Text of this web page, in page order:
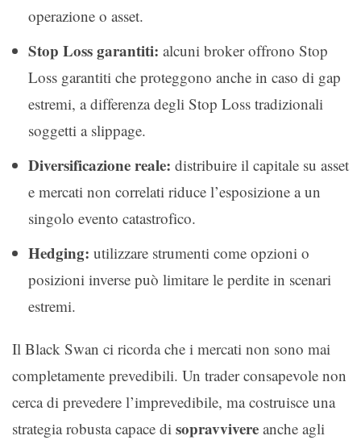
operazione o asset.
Stop Loss garantiti: alcuni broker offrono Stop
Loss garantiti che proteggono anche in caso di gap
estremi, a differenza degli Stop Loss tradizionali
soggetti a slippage.
Diversificazione reale: distribuire il capitale su asset
e mercati non correlati riduce l’esposizione a un
singolo evento catastrofico.
Hedging: utilizzare strumenti come opzioni o
posizioni inverse può limitare le perdite in scenari
estremi.
Il Black Swan ci ricorda che i mercati non sono mai
completamente prevedibili. Un trader consapevole non
cerca di prevedere l’imprevedibile, ma costruisce una
strategia robusta capace di sopravvivere anche agli